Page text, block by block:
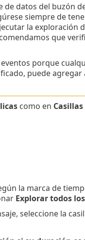
datos del buzón
siempre de
la exploración
que
porque
puede agregar
como en
la marca de
Explorar todos
seleccione la